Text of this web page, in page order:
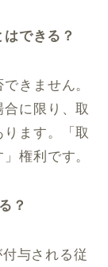
できる？
きません。
に限り、取
ます。「取
権利です。
？
与される従